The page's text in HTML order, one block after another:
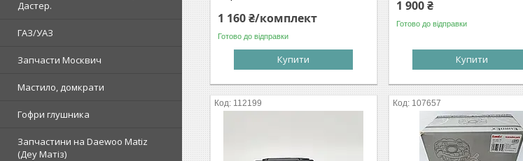
Дастер.
ГАЗ/УАЗ
Запчасти Москвич
Мастило, домкрати
Гофри глушника
Запчастини на Daewoo Matiz
(Деу Матіз)
1 160 ₴/комплект
Готово до відправки
Купити
1 900 ₴
Готово до відправки
Купити
112199 107657